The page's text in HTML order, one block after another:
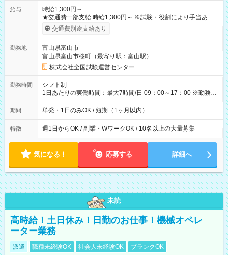
給与
時給1,300円～
★交通費一部支給 時給1,300円～ ※試験・役割により手当あり
※勤務回数により昇給あり 【即給（前払い）オプションあ
り！】 希望される場合、勤務から1週間ほどで給与の一部を受け
例】 ・河合塾模擬試験 8:30～17:30（休憩1時間） 時給1,300円
×8時間＝日収10,400円＋交通費 ※当日の役割により時給＋100
円の場合あり ・国家試験 7:00～13:30（休憩なし） 時給1,300
円（役割手当＋100円）×6時間＝日収8,400円＋交通費 【試用期
間】試用期間なし
交通費別途支給あり
勤務地
富山県富山市
富山県富山市桜町（最寄り駅：富山駅）
株式会社全国試験運営センター
勤務時間
シフト制
1日あたりの実働時間：最大7時間/日 09：00～17：00 ※勤務時
間は 試験により異なります。
期間 単発・1日のみOK / 短期（1ヶ月以内）
特徴 週1日からOK / 副業・WワークOK / 10名以上の大量募集
気になる！ 応募する 詳細へ
未読
高時給！土日休み！日勤のお仕事！機械オペレ
ーター業務
派遣 職種未経験OK 社会人未経験OK ブランクOK